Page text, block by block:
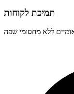
תמיכת לקוחות